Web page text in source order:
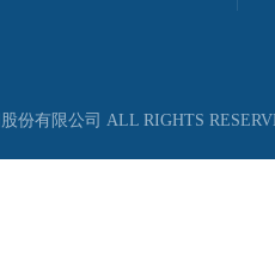
份有限公司 ALL RIGHTS